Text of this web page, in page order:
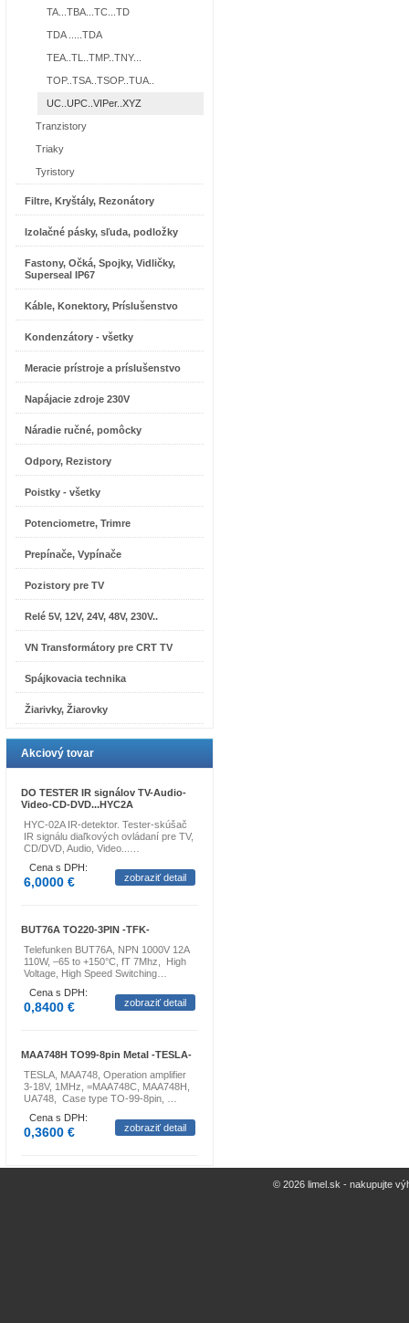
TA...TBA...TC...TD
TDA .....TDA
TEA..TL..TMP..TNY...
TOP..TSA..TSOP..TUA..
UC..UPC..VIPer..XYZ
Tranzistory
Triaky
Tyristory
Filtre, Kryštály, Rezonátory
Izolačné pásky, sľuda, podložky
Fastony, Očká, Spojky, Vidličky,
Superseal IP67
Káble, Konektory, Príslušenstvo
Kondenzátory - všetky
Meracie prístroje a príslušenstvo
Napájacie zdroje 230V
Náradie ručné, pomôcky
Odpory, Rezistory
Poistky - všetky
Potenciometre, Trimre
Prepínače, Vypínače
Pozistory pre TV
Relé 5V, 12V, 24V, 48V, 230V..
VN Transformátory pre CRT TV
Spájkovacia technika
Žiarivky, Žiarovky
Akciový tovar
DO TESTER IR signálov TV-Audio-
Video-CD-DVD...HYC2A
HYC-02A IR-detektor. Tester-skúšač
IR signálu diaľkových ovládaní pre TV,
CD/DVD, Audio, Video...…
Cena s DPH:
6,0000 € zobraziť detail
BUT76A TO220-3PIN -TFK-
Telefunken BUT76A, NPN 1000V 12A
110W, –65 to +150°C, fT 7Mhz, High
Voltage, High Speed Switching…
Cena s DPH:
0,8400 € zobraziť detail
MAA748H TO99-8pin Metal -TESLA-
TESLA, MAA748, Operation amplifier
3-18V, 1MHz, =MAA748C, MAA748H,
UA748, Case type TO-99-8pin, …
Cena s DPH:
0,3600 € zobraziť detail
© 2026 limel.sk - nakupujte